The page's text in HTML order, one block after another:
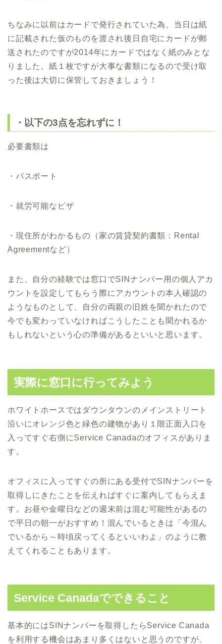
ちなみに以前はカードで発行されていた為、当日は紙
に記載された仮のものを渡され後日自宅にカードが郵
送されたのですが2014年にカードではなく紙のみとな
りました。紙１枚ですが大事な書類になるので受け取
った後は大切に保管しておきましょう！
・以下の3点を忘れずに！
必要書類は
・パスポート
・就労可能なビザ
・現住所がわかるもの（家の賃貸契約書類：Rental
Agreementなど）
また、自分の経験では窓口でSINナンバー用の個人アカ
ウントを設定してもらう際にアカウントの本人確認の
ようなものとして、自分の両親の旧姓を聞かれたので
今でも変わっていなければこうしたことも聞かれるか
もしれないという心の準備があるといいと思います。
実際に窓口に行ってみよう
ホワイトホースではダウンタウンのメインストリート
沿いにオレンジ色と緑色の建物があり１階正面入口を
入ってすぐ右側にService Canadaのオフィスがありま
す。
オフィスに入ってすぐの所にある受付でSINナンバーを
取得しにきたことを伝えればすぐに案内してもらえま
す。お昼や金曜日などの週末前は混む可能性があるの
で平日の朝一がおすすめ！混んでいるときは「今混ん
でいるから～時頃戻ってくるといいわよ」のように教
えてくれることもあります。
Service Canadaでできること
基本的にはSINナンバーを取得したらService Canada
を利用する機会はあまり多くはないと思うのですが、